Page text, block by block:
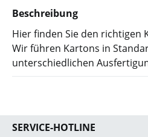
Beschreibung
Hier finden Sie den richtigen
Wir führen Kartons in
unterschiedlichen
SERVICE-HOTLINE